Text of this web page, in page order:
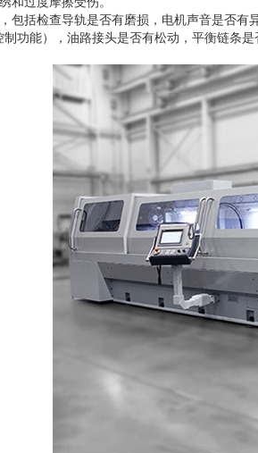
括检查导轨是否有磨损，电机声音是否有
功能），油路接头是否有松动，平衡链条